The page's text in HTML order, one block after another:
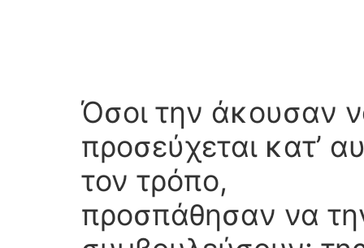
Όσοι την άκουσαν
προσεύχεται κατ’
τον τρόπο,
προσπάθησαν να